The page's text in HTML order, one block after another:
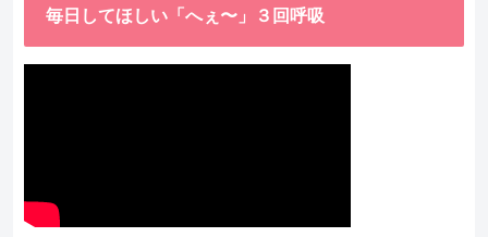
毎日してほしい「へぇ〜」３回呼吸